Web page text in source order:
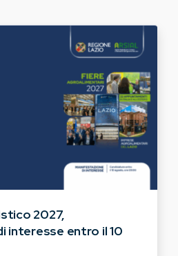
2027,
interesse entro il 10